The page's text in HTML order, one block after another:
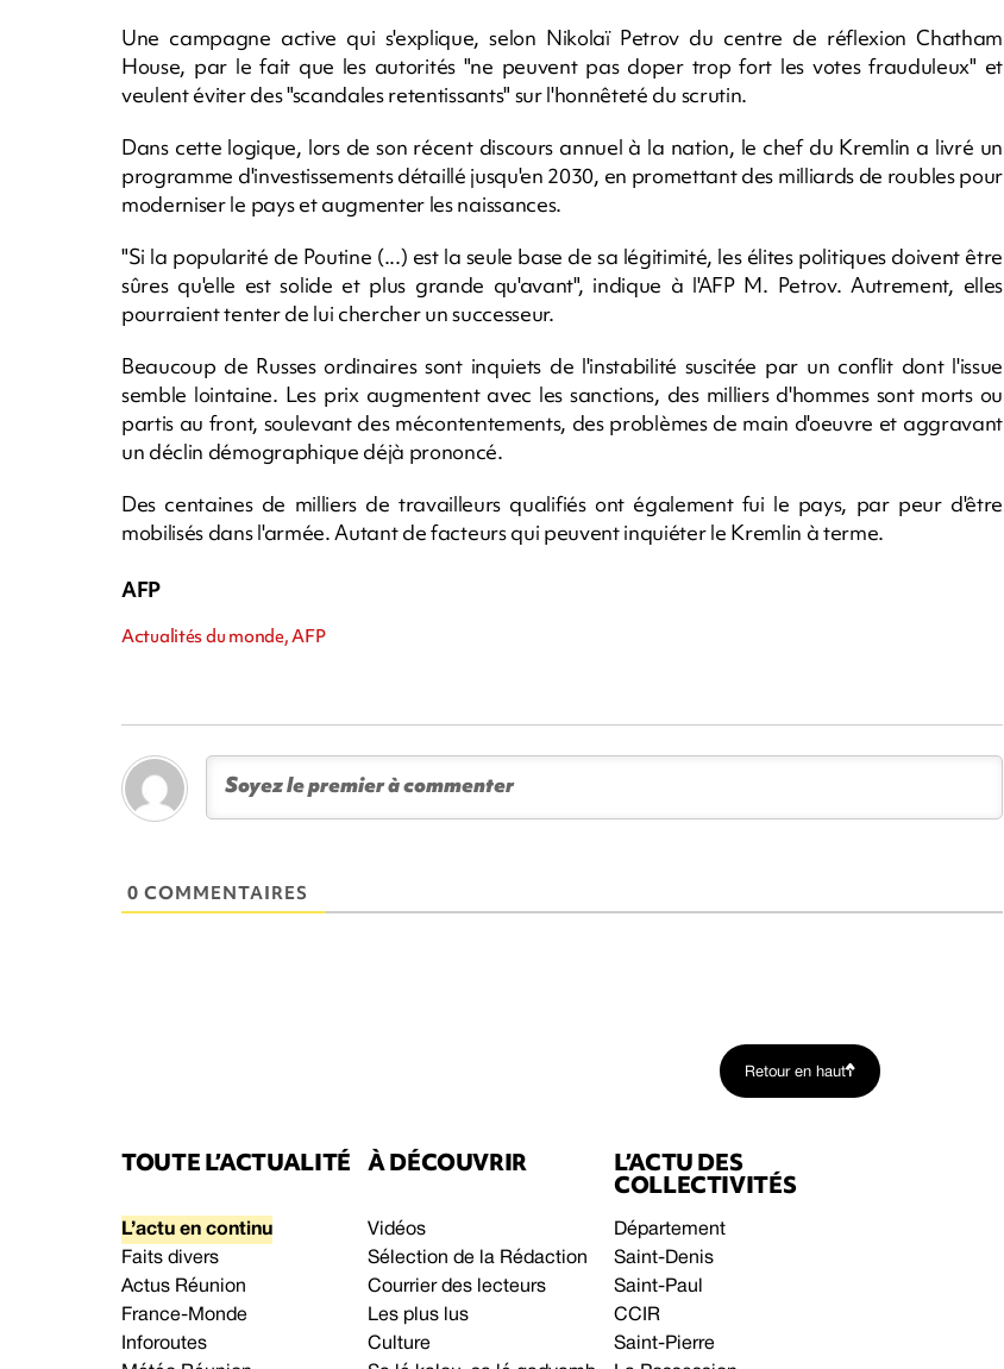
Une campagne active qui s'explique, selon Nikolaï Petrov du centre de réflexion Chatham
House, par le fait que les autorités "ne peuvent pas doper trop fort les votes frauduleux" et
veulent éviter des "scandales retentissants" sur l'honnêteté du scrutin.
Dans cette logique, lors de son récent discours annuel à la nation, le chef du Kremlin a livré un
programme d'investissements détaillé jusqu'en 2030, en promettant des milliards de roubles pour
moderniser le pays et augmenter les naissances.
"Si la popularité de Poutine (...) est la seule base de sa légitimité, les élites politiques doivent être
sûres qu'elle est solide et plus grande qu'avant", indique à l'AFP M. Petrov. Autrement, elles
pourraient tenter de lui chercher un successeur.
Beaucoup de Russes ordinaires sont inquiets de l'instabilité suscitée par un conflit dont l'issue
semble lointaine. Les prix augmentent avec les sanctions, des milliers d'hommes sont morts ou
partis au front, soulevant des mécontentements, des problèmes de main d'oeuvre et aggravant
un déclin démographique déjà prononcé.
Des centaines de milliers de travailleurs qualifiés ont également fui le pays, par peur d'être
mobilisés dans l'armée. Autant de facteurs qui peuvent inquiéter le Kremlin à terme.
AFP
Actualités du monde, AFP
0 COMMENTAIRES
Retour en haut
TOUTE L’ACTUALITÉ
L’actu en continu
Faits divers
Actus Réunion
France-Monde
Inforoutes
À DÉCOUVRIR
Vidéos
Sélection de la Rédaction
Courrier des lecteurs
Les plus lus
Culture
L’ACTU DES
COLLECTIVITÉS
Département
Saint-Denis
Saint-Paul
CCIR
Saint-Pierre